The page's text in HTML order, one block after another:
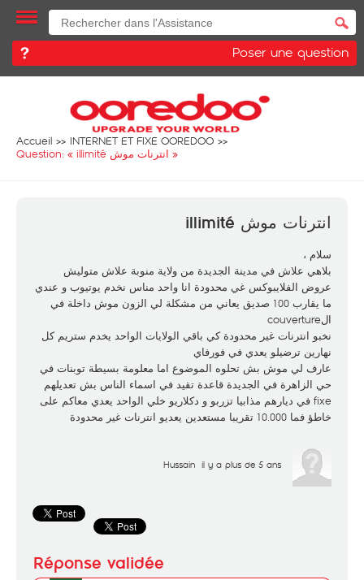
Poser une question
Accueil
INTERNET ET FIXE OOREDOO
Question: «
انترنات موش illimité »
انترنات موش illimité
سلام ،
بلاهي علاش في مدينة الجديدة من ولاية منوبة علاش متوليش
عروض الفلايبوكس غي محدودة انا واحد مناس نخدم يوتيوب و عندي
ما يقارب 100 صديق يعاني من مشكلة لي الزون موش داخلة في
الcouverture
نخبو انترنات غير محدودة كي باقي الولايات الواحد يخدم ستريم كل
نهارين ترضيلو يعدي في فورفاي
عارف لي موش بش تحلوه الموضوع اما معلومة بسيطة توبنات في
حي الزاهرة في الجديدة قاعدة تقيد في اسماء الناس بش تعديلهم
fixe في ديارهم مذابيا تزربو و دكلاريو خلي الواحد يعدي معاكم على
خاطؤ فما 10.000 تقريبا مستعدين يعديو انترنات غير محدودة
Hussain il y a plus de 5 ans